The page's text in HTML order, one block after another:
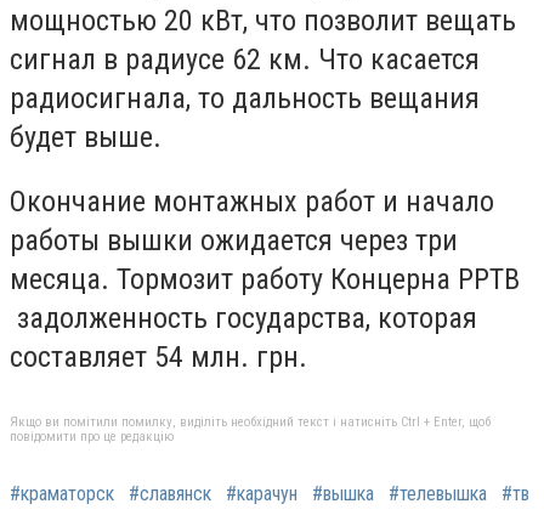
мощностью 20 кВт, что позволит вещать
сигнал в радиусе 62 км. Что касается
радиосигнала, то дальность вещания
будет выше.
Окончание монтажных работ и начало
работы вышки ожидается через три
месяца. Тормозит работу Концерна РРТВ
задолженность государства, которая
составляет 54 млн. грн.
Якщо ви помітили помилку, виділіть необхідний текст і натисніть Ctrl + Enter, щоб
повідомити про це редакцію
#краматорск #славянск #карачун #вышка #телевышка #тв